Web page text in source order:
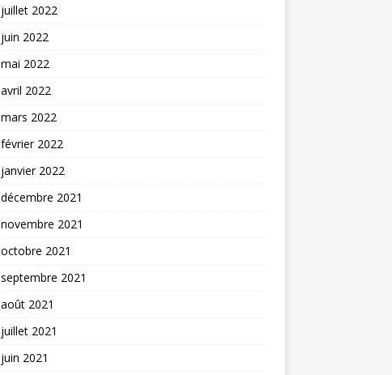
juillet 2022
juin 2022
mai 2022
avril 2022
mars 2022
février 2022
janvier 2022
décembre 2021
novembre 2021
octobre 2021
septembre 2021
août 2021
juillet 2021
juin 2021